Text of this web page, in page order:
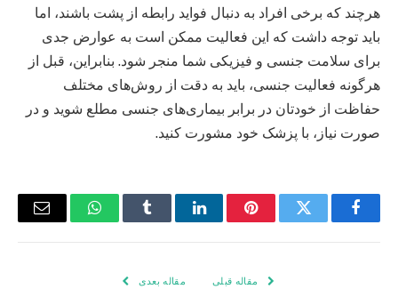
هرچند که برخی افراد به دنبال فواید رابطه از پشت باشند، اما
باید توجه داشت که این فعالیت ممکن است به عوارض جدی
برای سلامت جنسی و فیزیکی شما منجر شود. بنابراین، قبل از
هرگونه فعالیت جنسی، باید به دقت از روش‌های مختلف
حفاظت از خودتان در برابر بیماری‌های جنسی مطلع شوید و در
صورت نیاز، با پزشک خود مشورت کنید.
فیس
توییتر پینترستلینکدین Tumblr واتس
ایمیل
مقاله قبلی مقاله بعدی